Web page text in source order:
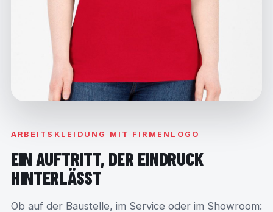
ARBEITSKLEIDUNG MIT FIRMENLOGO
EIN AUFTRITT, DER EINDRUCK
HINTERLÄSST
Ob auf der Baustelle, im Service oder im Showroom: